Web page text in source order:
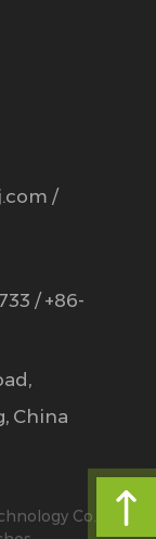
/
/ +86-
China
Co., Ltd.